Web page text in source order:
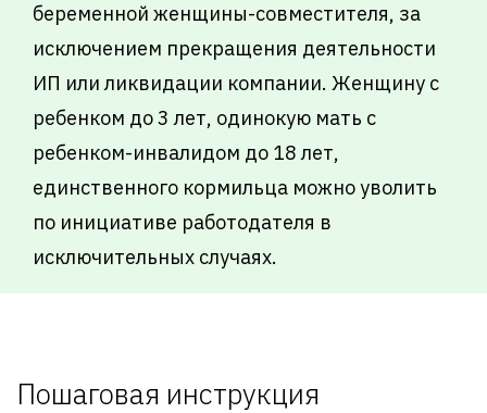
беременной женщины-совместителя, за
исключением прекращения деятельности
ИП или ликвидации компании. Женщину с
ребенком до 3 лет, одинокую мать с
ребенком-инвалидом до 18 лет,
единственного кормильца можно уволить
по инициативе работодателя в
исключительных случаях.
Пошаговая инструкция